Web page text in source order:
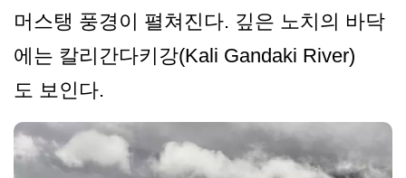
머스탱 풍경이 펼쳐진다. 깊은 노치의 바닥
에는 칼리간다키강(Kali Gandaki River)
도 보인다.